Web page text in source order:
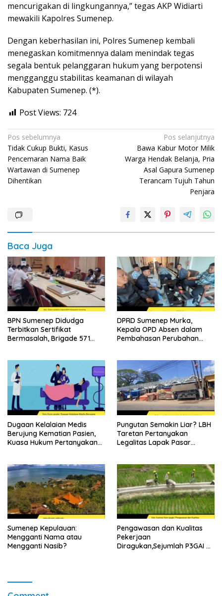
mencurigakan di lingkungannya,” tegas AKP Widiarti
mewakili Kapolres Sumenep.
Dengan keberhasilan ini, Polres Sumenep kembali
menegaskan komitmennya dalam menindak tegas
segala bentuk pelanggaran hukum yang berpotensi
mengganggu stabilitas keamanan di wilayah
Kabupaten Sumenep. (*).
Post Views: 724
Navigasi
pos
Pos sebelumnya
Tidak Cukup Bukti, Kasus
Pencemaran Nama Baik
Wartawan di Sumenep
Dihentikan
Pos selanjutnya
Bawa Kabur Motor Milik
Warga Hendak Belanja, Pria
Asal Gapura Sumenep
Terancam Tujuh Tahun
Penjara
Baca Juga
BPN Sumenep Didudga
Terbitkan Sertifikat
Bermasalah, Brigade 571
DPRD Sumenep Murka,
Kepala OPD Absen dalam
Pembahasan Perubahan
Dugaan Kelalaian Medis
Berujung Kematian Pasien,
Kuasa Hukum Pertanyakan
Pungutan Semakin Liar? LBH
Taretan Pertanyakan
Legalitas Lapak Pasar
Sumenep Kepulauan:
Mengganti Nama atau
Mengganti Nasib?
Pengawasan dan Kualitas
Pekerjaan
Diragukan,Sejumlah P3GAI di